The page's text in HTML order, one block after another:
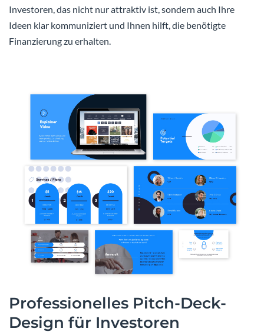
Investoren, das nicht nur attraktiv ist, sondern auch Ihre
Ideen klar kommuniziert und Ihnen hilft, die benötigte
Finanzierung zu erhalten.
Professionelles Pitch-Deck-
Design für Investoren